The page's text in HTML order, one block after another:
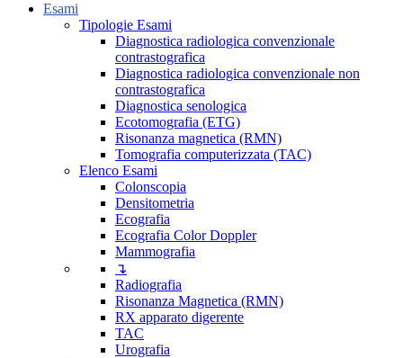
Esami
Tipologie Esami
Diagnostica radiologica convenzionale
contrastografica
Diagnostica radiologica convenzionale non
contrastografica
Diagnostica senologica
Ecotomografia (ETG)
Risonanza magnetica (RMN)
Tomografia computerizzata (TAC)
Elenco Esami
Colonscopia
Densitometria
Ecografia
Ecografia Color Doppler
Mammografia
↴
Radiografia
Risonanza Magnetica (RMN)
RX apparato digerente
TAC
Urografia